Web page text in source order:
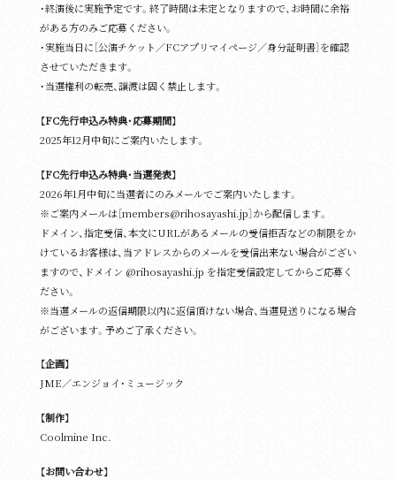
・終演後に実施予定です。終了時間は未定となりますので、お時間に余裕
がある方のみご応募ください。
・実施当日に［公演チケット／FCアプリマイページ／身分証明書］を確認
させていただきます。
・当選権利の転売、譲渡は固く禁止します。
【FC先行申込み特典・応募期間】
2025年12月中旬にご案内いたします。
【FC先行申込み特典・当選発表】
2026年1月中旬に当選者にのみメールでご案内いたします。
※ご案内メールは［members@rihosayashi.jp］から配信します。
ドメイン、指定受信、本文にURLがあるメールの受信拒否などの制限をか
けているお客様は、当アドレスからのメールを受信出来ない場合がござい
ますので、ドメイン @rihosayashi.jp を指定受信設定してからご応募く
ださい。
※当選メールの返信期限以内に返信頂けない場合、当選見送りになる場合
がございます。予めご了承ください。
【企画】
JME／エンジョイ・ミュージック
【制作】
Coolmine Inc.
【お問い合わせ】